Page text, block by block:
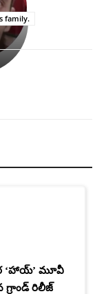
family.
మూవీ
గ్రాండ్ రిలీజ్